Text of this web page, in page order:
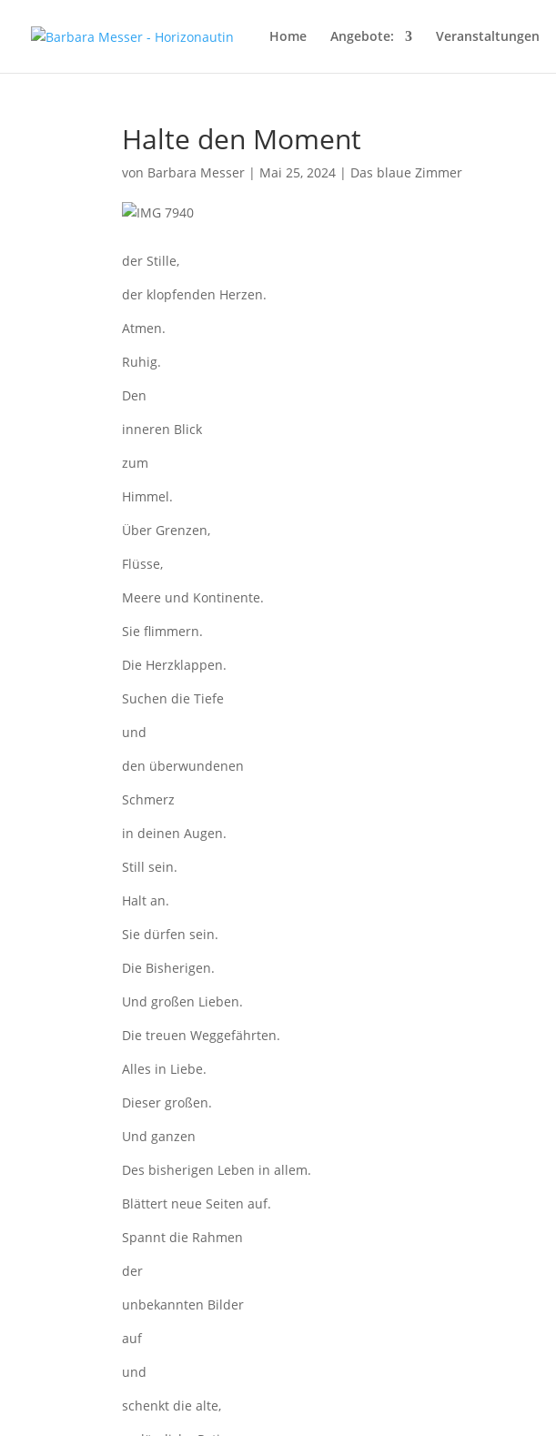
Home Angebote: Veranstaltungen
Halte den Moment
von Barbara Messer | Mai 25, 2024 | Das blaue Zimmer
der Stille,
der klopfenden Herzen.
Atmen.
Ruhig.
Den
inneren Blick
zum
Himmel.
Über Grenzen,
Flüsse,
Meere und Kontinente.
Sie flimmern.
Die Herzklappen.
Suchen die Tiefe
und
den überwundenen
Schmerz
in deinen Augen.
Still sein.
Halt an.
Sie dürfen sein.
Die Bisherigen.
Und großen Lieben.
Die treuen Weggefährten.
Alles in Liebe.
Dieser großen.
Und ganzen
Des bisherigen Leben in allem.
Blättert neue Seiten auf.
Spannt die Rahmen
der
unbekannten Bilder
auf
und
schenkt die alte,